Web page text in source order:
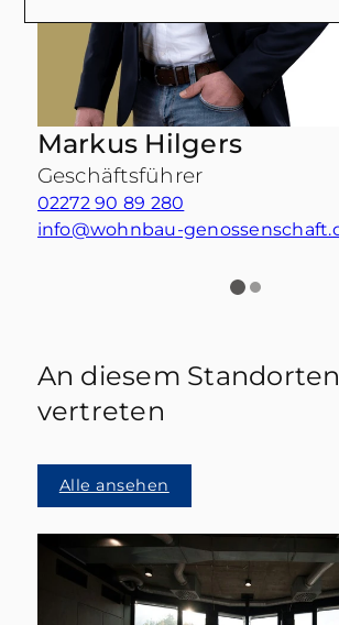
Markus Hilgers
Geschäftsführer
02272 90 89 280
info@wohnbau-
An diesem
vertreten
Alle ansehen